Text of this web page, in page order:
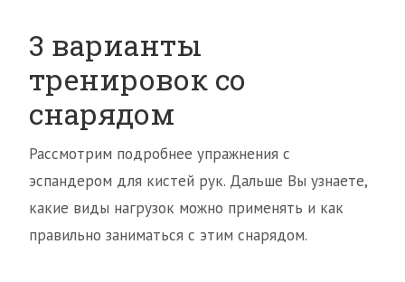
3 варианты
тренировок со
снарядом
Рассмотрим подробнее упражнения с
эспандером для кистей рук. Дальше Вы узнаете,
какие виды нагрузок можно применять и как
правильно заниматься с этим снарядом.